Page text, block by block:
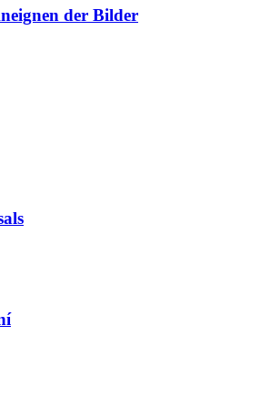
der Bilder